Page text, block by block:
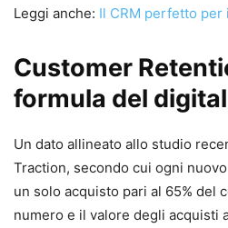
Leggi anche: Il CRM perfetto
Customer
formula del
Un dato allineato allo studio
Traction, secondo cui ogni
un solo acquisto pari al 65% del
numero e il valore degli acquisti